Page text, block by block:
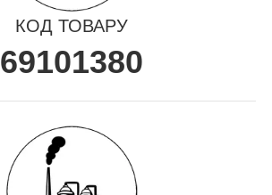
КОД ТОВАРУ
69101380